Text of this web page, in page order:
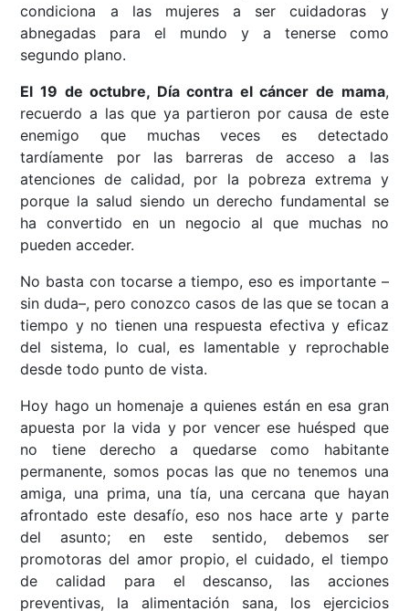
condiciona a las mujeres a ser cuidadoras y
abnegadas para el mundo y a tenerse como
segundo plano.
El 19 de octubre, Día contra el cáncer de mama,
recuerdo a las que ya partieron por causa de este
enemigo que muchas veces es detectado
tardíamente por las barreras de acceso a las
atenciones de calidad, por la pobreza extrema y
porque la salud siendo un derecho fundamental se
ha convertido en un negocio al que muchas no
pueden acceder.
No basta con tocarse a tiempo, eso es importante –
sin duda–, pero conozco casos de las que se tocan a
tiempo y no tienen una respuesta efectiva y eficaz
del sistema, lo cual, es lamentable y reprochable
desde todo punto de vista.
Hoy hago un homenaje a quienes están en esa gran
apuesta por la vida y por vencer ese huésped que
no tiene derecho a quedarse como habitante
permanente, somos pocas las que no tenemos una
amiga, una prima, una tía, una cercana que hayan
afrontado este desafío, eso nos hace arte y parte
del asunto; en este sentido, debemos ser
promotoras del amor propio, el cuidado, el tiempo
de calidad para el descanso, las acciones
preventivas, la alimentación sana, los ejercicios